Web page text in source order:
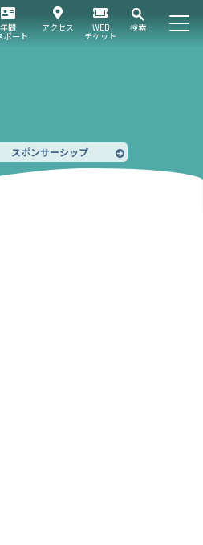
WEB
チケット
検索
年間
ポート
アクセス
スポンサーシップ